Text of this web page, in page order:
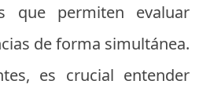
que permiten evaluar
de forma simultánea.
es crucial entender